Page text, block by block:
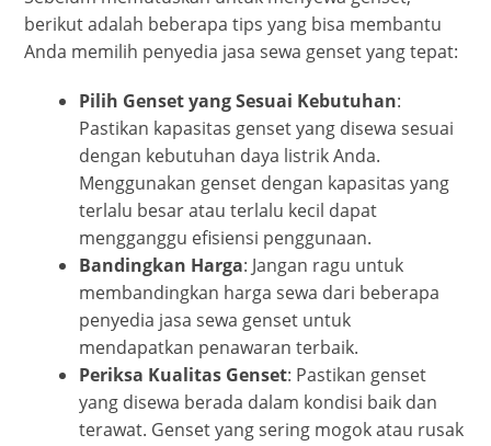
berikut adalah beberapa tips yang bisa membantu
Anda memilih penyedia jasa sewa genset yang tepat:
Pilih Genset yang Sesuai Kebutuhan:
Pastikan kapasitas genset yang disewa sesuai
dengan kebutuhan daya listrik Anda.
Menggunakan genset dengan kapasitas yang
terlalu besar atau terlalu kecil dapat
mengganggu efisiensi penggunaan.
Bandingkan Harga: Jangan ragu untuk
membandingkan harga sewa dari beberapa
penyedia jasa sewa genset untuk
mendapatkan penawaran terbaik.
Periksa Kualitas Genset: Pastikan genset
yang disewa berada dalam kondisi baik dan
terawat. Genset yang sering mogok atau rusak